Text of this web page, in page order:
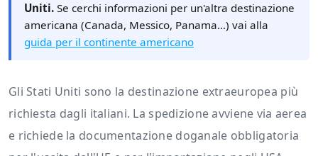
Uniti. Se cerchi informazioni per un'altra destinazione
americana (Canada, Messico, Panama…) vai alla
guida per il continente americano
Gli Stati Uniti sono la destinazione extraeuropea più
richiesta dagli italiani. La spedizione avviene via aerea
e richiede la documentazione doganale obbligatoria